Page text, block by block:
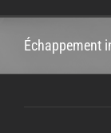
Échappement